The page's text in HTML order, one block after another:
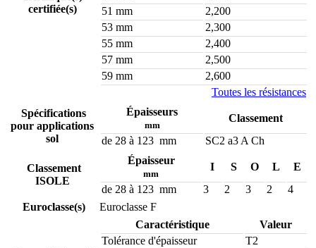
certifiée(s)
51 mm
2,200
53 mm
2,300
55 mm
2,400
57 mm
2,500
59 mm
2,600
Toutes les résistances
Spécifications
pour applications
sol
Épaisseurs
mm
Classement
de 28 à 123 mm
SC2 a3 A Ch
Classement
ISOLE
Épaisseur
mm
I S O L
E
de 28 à 123 mm
3 2 3 2
4
Euroclasse(s)
Euroclasse F
Caractéristique
Valeur
Tolérance d'épaisseur
T2